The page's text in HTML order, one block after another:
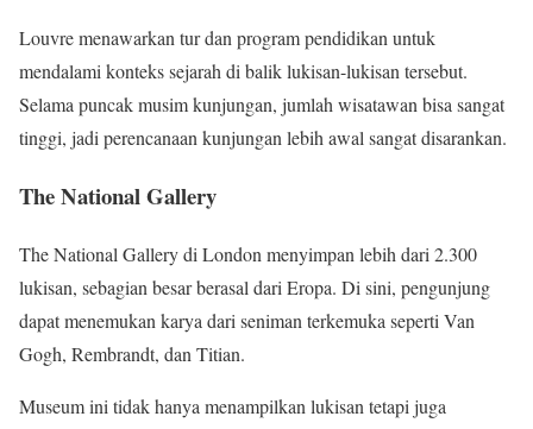
Louvre menawarkan tur dan program pendidikan untuk
mendalami konteks sejarah di balik lukisan-lukisan tersebut.
Selama puncak musim kunjungan, jumlah wisatawan bisa sangat
tinggi, jadi perencanaan kunjungan lebih awal sangat disarankan.
The National Gallery
The National Gallery di London menyimpan lebih dari 2.300
lukisan, sebagian besar berasal dari Eropa. Di sini, pengunjung
dapat menemukan karya dari seniman terkemuka seperti Van
Gogh, Rembrandt, dan Titian.
Museum ini tidak hanya menampilkan lukisan tetapi juga